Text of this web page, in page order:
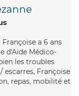
a 6 ans
d'Aide Médico-
les troubles
escarres, Françoise
repas, mobilité et